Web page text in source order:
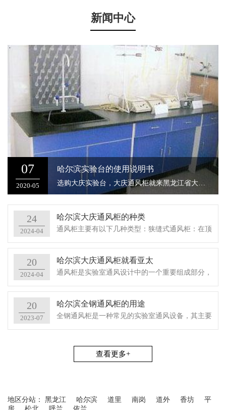
新闻中心
07
2020-05
哈尔滨实验台的使用说明书
24
2024-04
哈尔滨大庆通风柜的种类
通风柜主要有以下几种类型：狭缝式通风柜：在顶
部和后侧设有排风狭缝，对各种不同工况都能获得
通式通风柜：当实验室考虑幅度通风柜排除室内空
气时，采用这种通风柜比较......
20
2024-04
哈尔滨大庆通风柜就看亚太
通风柜是实验室通风设计中的一个重要组成部分，
主要用于防止实验过程中产生的有害气体对实验人
宽度常见为1200、1500、1800和2000毫米，深度为
700-......
20
2023-07
哈尔滨全钢通风柜的用途
全钢通风柜是一种常见的实验室通风设备，其主要
用途是在实验操作过程中，对实验操作区域内的有
验人员和实验环境的安全和卫生。具体来说，全钢
通风柜的主要用途包括：保......
查看更多+
地区分站： 黑龙江 哈尔滨 道里 南岗 道外 香坊
平